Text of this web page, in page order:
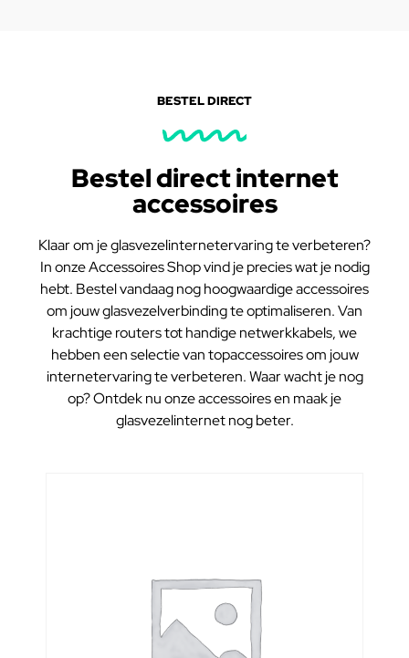
BESTEL DIRECT
Bestel direct internet
accessoires
Klaar om je glasvezelinternetervaring te verbeteren?
In onze Accessoires Shop vind je precies wat je nodig
hebt. Bestel vandaag nog hoogwaardige accessoires
om jouw glasvezelverbinding te optimaliseren. Van
krachtige routers tot handige netwerkkabels, we
hebben een selectie van topaccessoires om jouw
internetervaring te verbeteren. Waar wacht je nog
op? Ontdek nu onze accessoires en maak je
glasvezelinternet nog beter.